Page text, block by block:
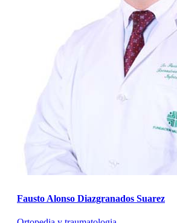
Fausto Alonso Diazgranados Suarez